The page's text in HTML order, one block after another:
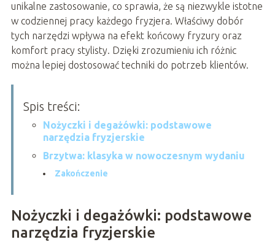
unikalne zastosowanie, co sprawia, że są niezwykle istotne
w codziennej pracy każdego fryzjera. Właściwy dobór
tych narzędzi wpływa na efekt końcowy fryzury oraz
komfort pracy stylisty. Dzięki zrozumieniu ich różnic
można lepiej dostosować techniki do potrzeb klientów.
Spis treści:
Nożyczki i degażówki: podstawowe
narzędzia fryzjerskie
Brzytwa: klasyka w nowoczesnym wydaniu
Zakończenie
Nożyczki i degażówki: podstawowe
narzędzia fryzjerskie